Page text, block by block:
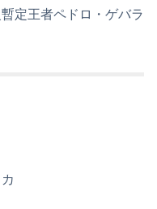
定王者ペドロ・ゲバラ